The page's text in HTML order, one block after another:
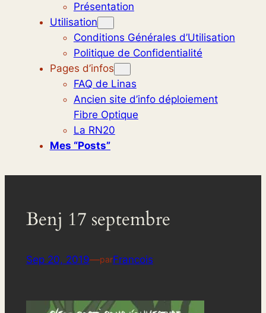
Présentation
Utilisation
Conditions Générales d’Utilisation
Politique de Confidentialité
Pages d’infos
FAQ de Linas
Ancien site d’info déploiement
Fibre Optique
La RN20
Mes “posts”
Benj 17 septembre
Sep 20, 2019—parFrancois